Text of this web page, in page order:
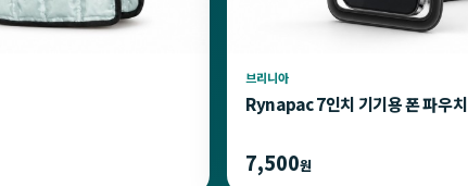
브리니아
Rynapac 7인치 기기용 폰 파우치
7,500원